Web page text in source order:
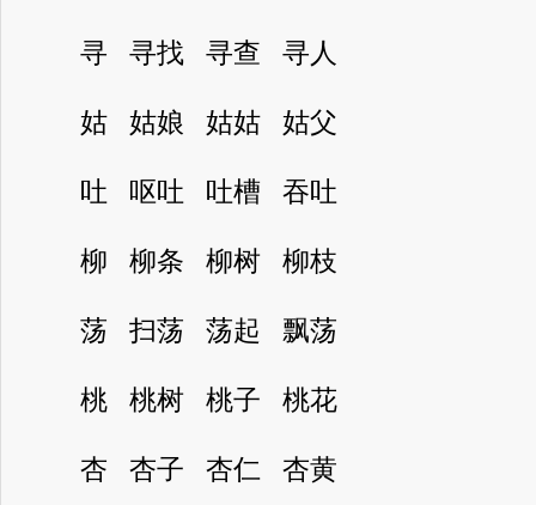
寻 寻找 寻查 寻人
姑 姑娘 姑姑 姑父
吐 呕吐 吐槽 吞吐
柳 柳条 柳树 柳枝
荡 扫荡 荡起 飘荡
桃 桃树 桃子 桃花
杏 杏子 杏仁 杏黄